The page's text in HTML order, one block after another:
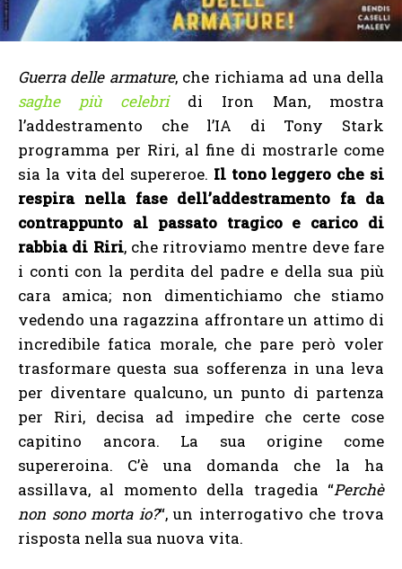
Guerra delle armature, che richiama ad una della
saghe più celebridi Iron Man, mostra
l’addestramento che l’IA di Tony Stark
programma per Riri, al fine di mostrarle come
sia la vita del supereroe. Il tono leggero che si
respira nella fase dell’addestramento fa da
contrappunto al passato tragico e carico di
rabbia di Riri, che ritroviamo mentre deve fare
i conti con la perdita del padre e della sua più
cara amica; non dimentichiamo che stiamo
vedendo una ragazzina affrontare un attimo di
incredibile fatica morale, che pare però voler
trasformare questa sua sofferenza in una leva
per diventare qualcuno, un punto di partenza
per Riri, decisa ad impedire che certe cose
capitino ancora. La sua origine come
supereroina. C’è una domanda che la ha
assillava, al momento della tragedia “Perchè
non sono morta io?“, un interrogativo che trova
risposta nella sua nuova vita.